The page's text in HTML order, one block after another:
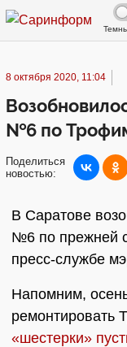
8 октября 2020, 11:04
№6 по
Поделиться
новостью:
В Саратове
№6 по прежней
пресс-службе
Напомним,
ремонтировать
«шестерки»